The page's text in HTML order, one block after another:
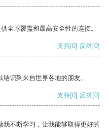
全球覆盖和最高安全性的连接。
支持[0] 反对[0]
识到来自世界各地的朋友。
支持[0] 反对[0]
不断学习，让我能够取得更好的